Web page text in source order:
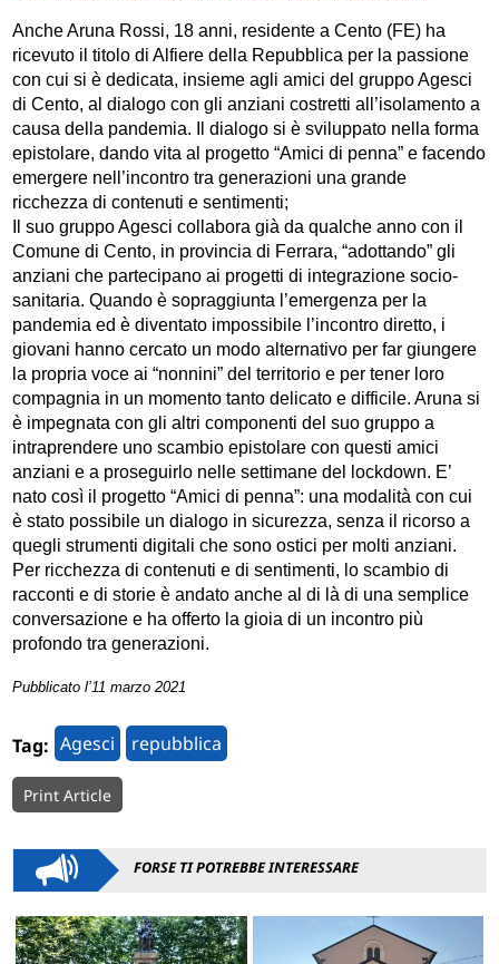
Anche Aruna Rossi, 18 anni, residente a Cento (FE) ha
ricevuto il titolo di Alfiere della Repubblica per la passione
con cui si è dedicata, insieme agli amici del gruppo Agesci
di Cento, al dialogo con gli anziani costretti all’isolamento a
causa della pandemia. Il dialogo si è sviluppato nella forma
epistolare, dando vita al progetto “Amici di penna” e facendo
emergere nell’incontro tra generazioni una grande
ricchezza di contenuti e sentimenti;
Il suo gruppo Agesci collabora già da qualche anno con il
Comune di Cento, in provincia di Ferrara, “adottando” gli
anziani che partecipano ai progetti di integrazione socio-
sanitaria. Quando è sopraggiunta l’emergenza per la
pandemia ed è diventato impossibile l’incontro diretto, i
giovani hanno cercato un modo alternativo per far giungere
la propria voce ai “nonnini” del territorio e per tener loro
compagnia in un momento tanto delicato e difficile. Aruna si
è impegnata con gli altri componenti del suo gruppo a
intraprendere uno scambio epistolare con questi amici
anziani e a proseguirlo nelle settimane del lockdown. E’
nato così il progetto “Amici di penna”: una modalità con cui
è stato possibile un dialogo in sicurezza, senza il ricorso a
quegli strumenti digitali che sono ostici per molti anziani.
Per ricchezza di contenuti e di sentimenti, lo scambio di
racconti e di storie è andato anche al di là di una semplice
conversazione e ha offerto la gioia di un incontro più
profondo tra generazioni.
Pubblicato l’11 marzo 2021
Tag: Agesci repubblica
Print Article
FORSE TI POTREBBE INTERESSARE